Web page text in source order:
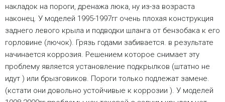
накладок на пороги, дренажа люка, ну из-за возраста
наконец. У моделей 1995-1997гг очень плохая конструкция
заднего левого крыла и подводки шланга от бензобака к его
горловине (лючок). Грязь годами забивается. в результате
начинается коррозия. Решением которое снимает эту
проблему является установление подкрылков (штатно не
идут ) или брызговиков. Пороги только подлежат замене.
(кстати они довольно устойчивые к коррозии ). У моделей